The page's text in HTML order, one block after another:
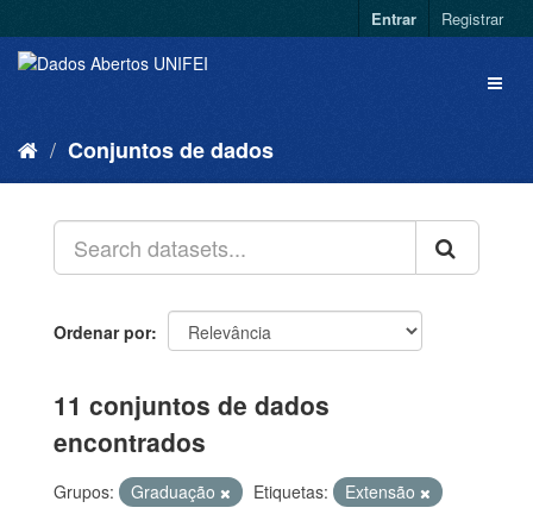
Entrar Registrar
Conjuntos de dados
Ordenar por
11 conjuntos de dados
encontrados
Grupos: Graduação Etiquetas:
Extensão